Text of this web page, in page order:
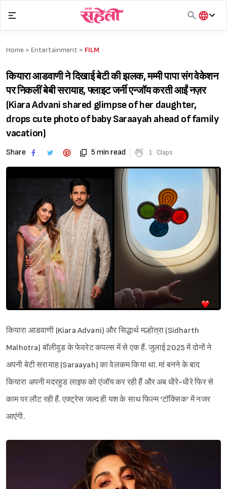
content
हिंदी
Home > Entertainment > FILM
कियारा आडवाणी ने दिखाई बेटी की झलक, मम्मी पापा संग वेकेशन
पर निकलीं बेबी सरायाह, फ्लाइट जर्नी एन्जॉय करती आईं नज़र
(Kiara Advani shared glimpse of her daughter,
drops cute photo of baby Saraayah ahead of family
vacation)
Share 5 min read 1 Claps
कियारा आडवाणी (Kiara Advani) और सिद्धार्थ मल्होत्रा (Sidharth
Malhotra) बॉलीवुड के फेवरेट कपल्स में से एक हैं. जुलाई 2025 में दोनों ने
अपनी बेटी सरायाह (Saraayah) का वेलकम किया था. मां बनने के बाद
कियारा अपनी मदरहुड लाइफ को एंजॉय कर रही हैं और अब धीरे-धीरे फिर से
काम पर लौट रही हैं. एक्ट्रेस जल्द ही यश के साथ फिल्म ‘टॉक्सिक’ में नजर
आएंगी.